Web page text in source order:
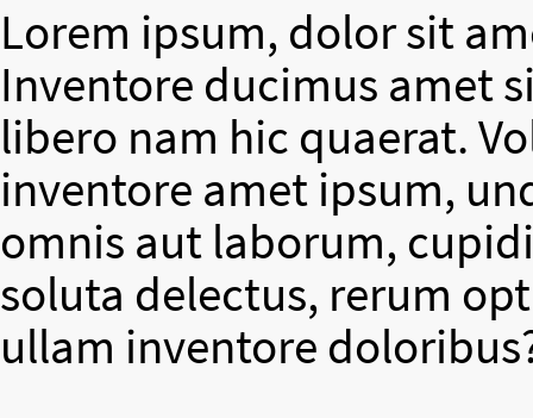
Lorem ipsum, dolor sit
Inventore ducimus amet
libero nam hic quaerat.
inventore amet ipsum,
omnis aut laborum,
soluta delectus, rerum
ullam inventore